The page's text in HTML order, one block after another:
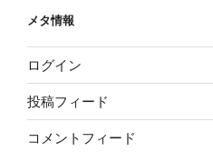
メタ情報
ログイン
投稿フィード
コメントフィード